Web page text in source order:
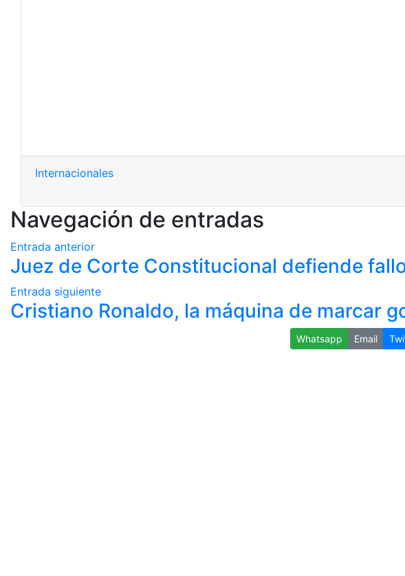
Internacionales
Navegación de entradas
Entrada anterior
Juez de Corte Constitucional defiende
Entrada siguiente
Cristiano Ronaldo, la máquina de marcar
Whatsapp Email